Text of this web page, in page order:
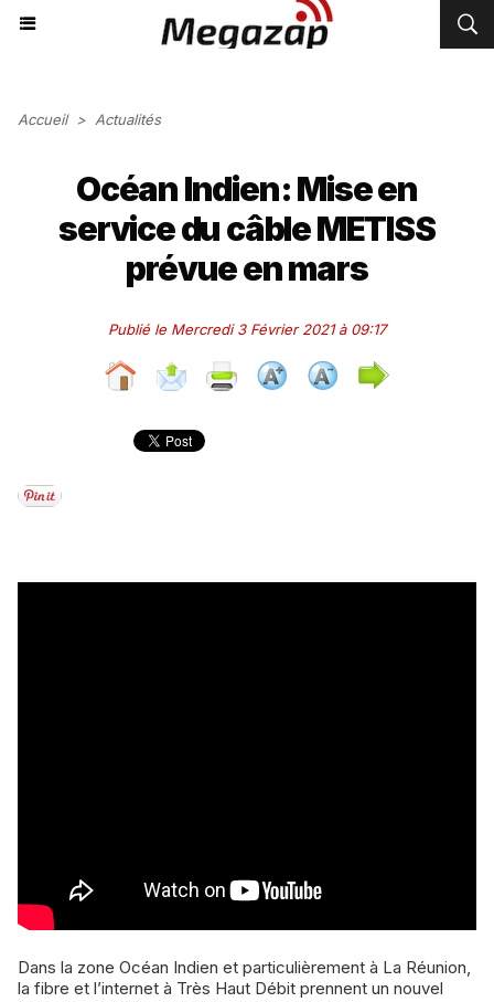
Accueil > Actualités
Océan Indien: Mise en
service du câble METISS
prévue en mars
Publié le Mercredi 3 Février 2021 à 09:17
Dans la zone Océan Indien et particulièrement à La Réunion,
la fibre et l’internet à Très Haut Débit prennent un nouvel